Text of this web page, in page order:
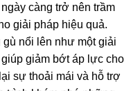
càng trở nên trầm
giải pháp hiệu quả.
nổi lên như một giải
giảm bớt áp lực cho
sự thoải mái và hỗ trợ